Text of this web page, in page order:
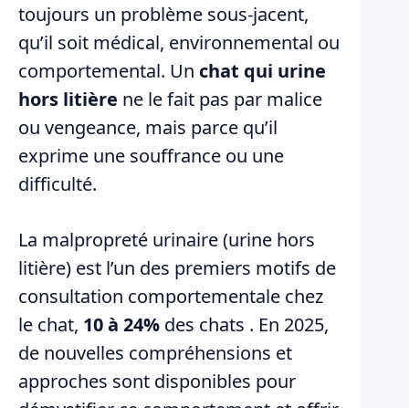
toujours un problème sous-jacent,
qu’il soit médical, environnemental ou
comportemental. Un chat qui urine
hors litière ne le fait pas par malice
ou vengeance, mais parce qu’il
exprime une souffrance ou une
difficulté.
La malpropreté urinaire (urine hors
litière) est l’un des premiers motifs de
consultation comportementale chez
le chat, 10 à 24% des chats . En 2025,
de nouvelles compréhensions et
approches sont disponibles pour